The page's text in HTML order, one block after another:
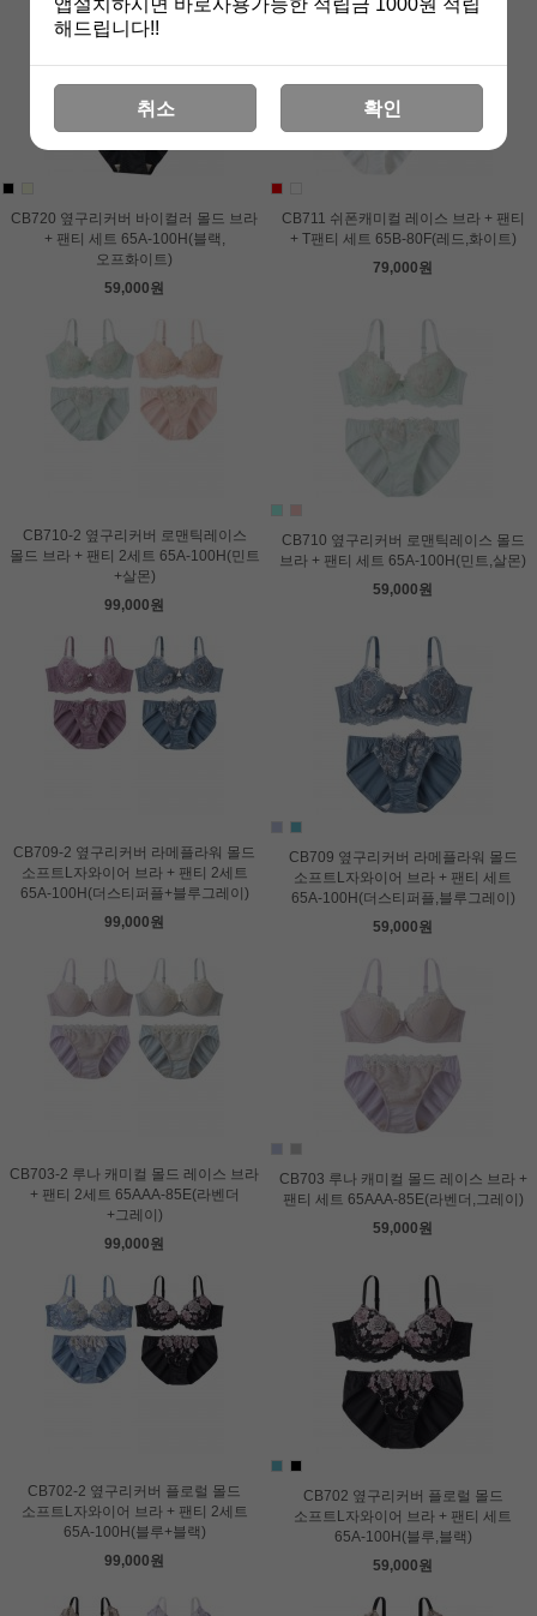
CB720 옆구리커버 바이컬러 몰드 브라
+ 팬티 세트 65A-100H(블랙,
오프화이트)
59,000원
CB711 쉬폰캐미컬 레이스 브라 + 팬티
+ T팬티 세트 65B-80F(레드,화이트)
79,000원
CB710-2 옆구리커버 로맨틱레이스
몰드 브라 + 팬티 2세트 65A-100H(민트
+살몬)
99,000원
CB710 옆구리커버 로맨틱레이스 몰드
브라 + 팬티 세트 65A-100H(민트,살몬)
59,000원
CB709-2 옆구리커버 라메플라워 몰드
소프트L자와이어 브라 + 팬티 2세트
65A-100H(더스티퍼플+블루그레이)
99,000원
CB709 옆구리커버 라메플라워 몰드
소프트L자와이어 브라 + 팬티 세트
65A-100H(더스티퍼플,블루그레이)
59,000원
CB703-2 루나 캐미컬 몰드 레이스 브라
+ 팬티 2세트 65AAA-85E(라벤더
+그레이)
99,000원
CB703 루나 캐미컬 몰드 레이스 브라 +
팬티 세트 65AAA-85E(라벤더,그레이)
59,000원
CB702-2 옆구리커버 플로럴 몰드
소프트L자와이어 브라 + 팬티 2세트
65A-100H(블루+블랙)
99,000원
CB702 옆구리커버 플로럴 몰드
소프트L자와이어 브라 + 팬티 세트
65A-100H(블루,블랙)
59,000원
앱설치하시면 바로사용가능한 적립금 1000원 적립
해드립니다!!
취소 확인